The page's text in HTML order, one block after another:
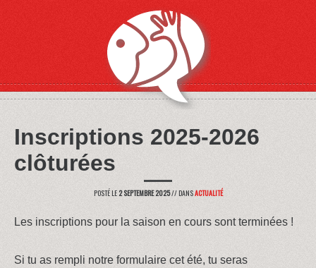
Inscriptions 2025-2026
clôturées
POSTÉ LE2 SEPTEMBRE 2025// DANSACTUALITÉ
Les inscriptions pour la saison en cours sont terminées !
Si tu as rempli notre formulaire cet été, tu seras